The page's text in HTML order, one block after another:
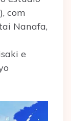
com
Nanafa,
e